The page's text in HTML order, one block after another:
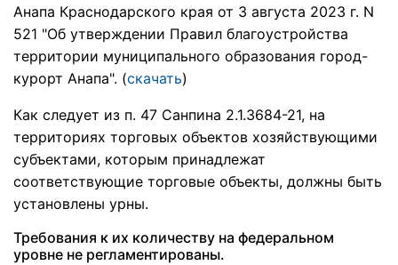
Анапа Краснодарского края от 3 августа 2023 г. N
521 "Об утверждении Правил благоустройства
территории муниципального образования город-
курорт Анапа". (скачать)
Как следует из п. 47 Санпина 2.1.3684-21, на
территориях торговых объектов хозяйствующими
субъектами, которым принадлежат
соответствующие торговые объекты, должны быть
установлены урны.
Требования к их количеству на федеральном
уровне не регламентированы.